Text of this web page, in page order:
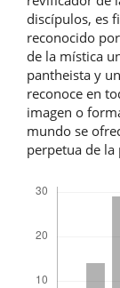
discípulos, es
reconocido
de la mística
pantheista y
reconoce en
imagen o
mundo se
perpetua de la